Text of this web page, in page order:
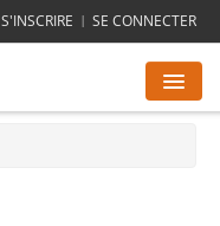
S'INSCRIRE | SE CONNECTER